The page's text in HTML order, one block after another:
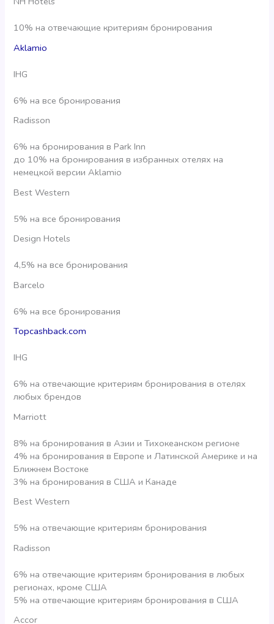
10% на отвечающие критериям бронирования
Aklamio
IHG
6% на все бронирования
Radisson
6% на бронирования в Park Inn
до 10% на бронирования в избранных отелях на
немецкой версии Aklamio
Best Western
5% на все бронирования
Design Hotels
4,5% на все бронирования
Barcelo
6% на все бронирования
Topcashback.com
IHG
6% на отвечающие критериям бронирования в отелях
любых брендов
Marriott
8% на бронирования в Азии и Тихокеанском регионе
4% на бронирования в Европе и Латинской Америке и на
Ближнем Востоке
3% на бронирования в США и Канаде
Best Western
5% на отвечающие критериям бронирования
Radisson
6% на отвечающие критериям бронирования в любых
регионах, кроме США
5% на отвечающие критериям бронирования в США
Accor